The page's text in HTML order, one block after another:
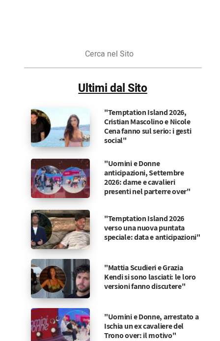
Sito
Ultimi dal Sito
"Temptation Island 2026,
Cristian Mascolino e Nicole
Cena fanno sul serio: i gesti
social"
"Uomini e Donne
anticipazioni, Settembre
2026: dame e cavalieri
presenti nel parterre over"
"Temptation Island 2026
verso una nuova puntata
speciale: data e anticipazioni"
"Mattia Scudieri e Grazia
Kendi si sono lasciati: le loro
versioni fanno discutere"
"Uomini e Donne, arrestato a
Ischia un ex cavaliere del
Trono over: il motivo"